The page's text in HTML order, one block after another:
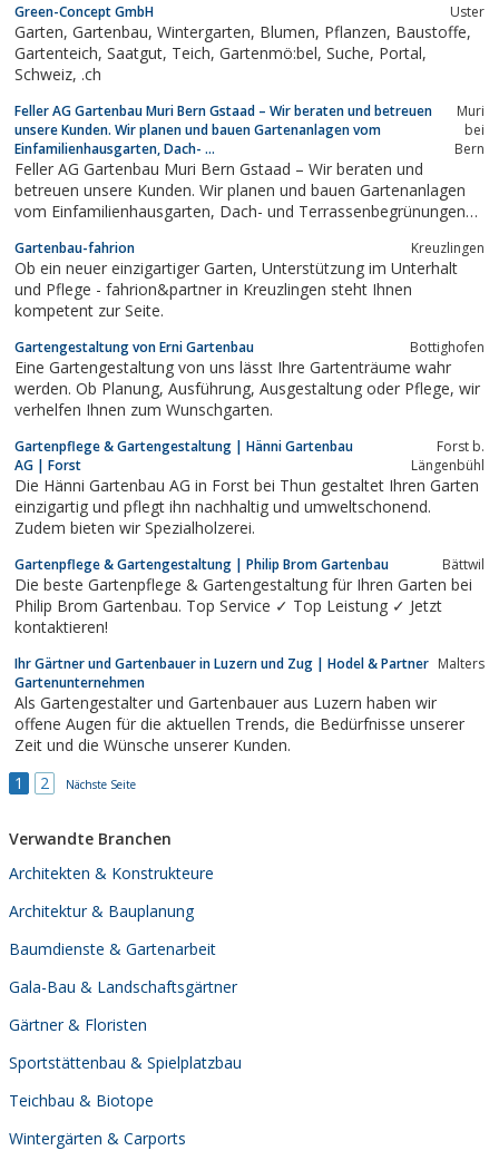
Green-Concept GmbH Uster
Garten, Gartenbau, Wintergarten, Blumen, Pflanzen, Baustoffe,
Gartenteich, Saatgut, Teich, Gartenmö:bel, Suche, Portal,
Schweiz, .ch
Feller AG Gartenbau Muri Bern Gstaad – Wir beraten und betreuen
unsere Kunden. Wir planen und bauen Gartenanlagen vom
Einfamilienhausgarten, Dach- ...
Muri
bei
Bern
Feller AG Gartenbau Muri Bern Gstaad – Wir beraten und
betreuen unsere Kunden. Wir planen und bauen Gartenanlagen
vom Einfamilienhausgarten, Dach- und Terrassenbegrünungen
betreuen und erneuern Gärten und Anlagen.
Gartenbau-fahrion Kreuzlingen
Ob ein neuer einzigartiger Garten, Unterstützung im Unterhalt
und Pflege - fahrion&partner in Kreuzlingen steht Ihnen
kompetent zur Seite.
Gartengestaltung von Erni Gartenbau Bottighofen
Eine Gartengestaltung von uns lässt Ihre Gartenträume wahr
werden. Ob Planung, Ausführung, Ausgestaltung oder Pflege, wir
verhelfen Ihnen zum Wunschgarten.
Gartenpflege & Gartengestaltung | Hänni Gartenbau
AG | Forst
Forst b.
Längenbühl
Die Hänni Gartenbau AG in Forst bei Thun gestaltet Ihren Garten
einzigartig und pflegt ihn nachhaltig und umweltschonend.
Zudem bieten wir Spezialholzerei.
Gartenpflege & Gartengestaltung | Philip Brom Gartenbau Bättwil
Die beste Gartenpflege & Gartengestaltung für Ihren Garten bei
Philip Brom Gartenbau. Top Service ✓ Top Leistung ✓ Jetzt
kontaktieren!
Ihr Gärtner und Gartenbauer in Luzern und Zug | Hodel & Partner
Gartenunternehmen
Malters
Als Gartengestalter und Gartenbauer aus Luzern haben wir
offene Augen für die aktuellen Trends, die Bedürfnisse unserer
Zeit und die Wünsche unserer Kunden.
1
2 Nächste Seite
Verwandte Branchen
Architekten & Konstrukteure
Architektur & Bauplanung
Baumdienste & Gartenarbeit
Gala-Bau & Landschaftsgärtner
Gärtner & Floristen
Sportstättenbau & Spielplatzbau
Teichbau & Biotope
Wintergärten & Carports